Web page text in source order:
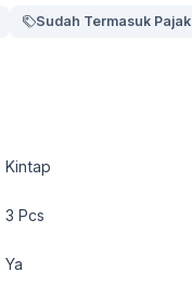
Sudah Termasuk Pajak
Kintap
3 Pcs
Ya